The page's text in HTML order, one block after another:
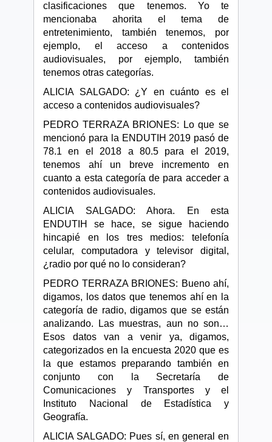
clasificaciones que tenemos. Yo te
mencionaba ahorita el tema de
entretenimiento, también tenemos, por
ejemplo, el acceso a contenidos
audiovisuales, por ejemplo, también
tenemos otras categorías.
ALICIA SALGADO: ¿Y en cuánto es el
acceso a contenidos audiovisuales?
PEDRO TERRAZA BRIONES: Lo que se
mencionó para la ENDUTIH 2019 pasó de
78.1 en el 2018 a 80.5 para el 2019,
tenemos ahí un breve incremento en
cuanto a esta categoría de para acceder a
contenidos audiovisuales.
ALICIA SALGADO: Ahora. En esta
ENDUTIH se hace, se sigue haciendo
hincapié en los tres medios: telefonía
celular, computadora y televisor digital,
¿radio por qué no lo consideran?
PEDRO TERRAZA BRIONES: Bueno ahí,
digamos, los datos que tenemos ahí en la
categoría de radio, digamos que se están
analizando. Las muestras, aun no son…
Esos datos van a venir ya, digamos,
categorizados en la encuesta 2020 que es
la que estamos preparando también en
conjunto con la Secretaría de
Comunicaciones y Transportes y el
Instituto Nacional de Estadística y
Geografía.
ALICIA SALGADO: Pues sí, en general en